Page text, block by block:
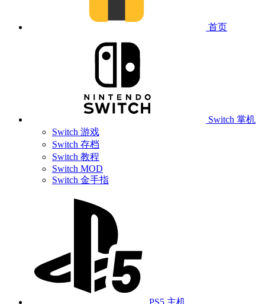
首页
Switch 掌机
Switch 游戏
Switch 存档
Switch 教程
Switch MOD
Switch 金手指